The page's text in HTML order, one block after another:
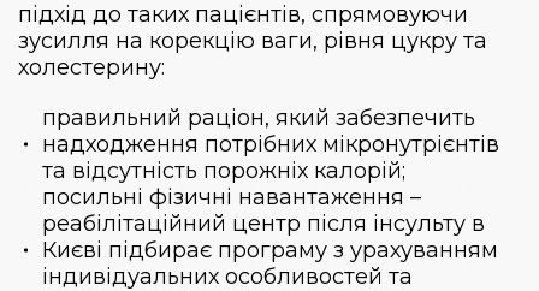
підхід до таких пацієнтів, спрямовуючи
зусилля на корекцію ваги, рівня цукру та
холестерину:
правильний раціон, який забезпечить
надходження потрібних мікронутрієнтів
та відсутність порожніх калорій;
посильні фізичні навантаження –
реабілітаційний центр після інсульту в
Києві підбирає програму з урахуванням
індивідуальних особливостей та